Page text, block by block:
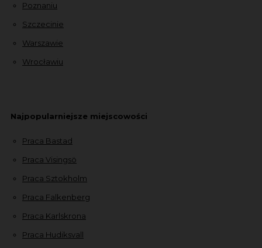
Poznaniu
Szczecinie
Warszawie
Wrocławiu
Najpopularniejsze miejscowości
Praca Bastad
Praca Visingsö
Praca Sztokholm
Praca Falkenberg
Praca Karlskrona
Praca Hudiksvall